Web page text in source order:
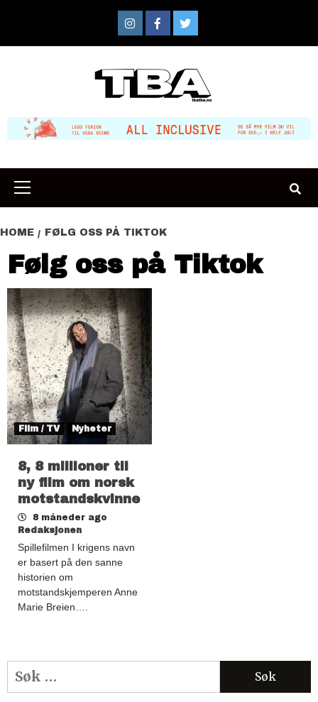
content
InstagramFacebook
Twitter
Primary
Menu
HOME FØLG OSS PÅ TIKTOK
Følg oss på Tiktok
Film / TV Nyheter
8, 8 millioner til
ny film om norsk
motstandskvinne
8 måneder ago
Redaksjonen
Spillefilmen I krigens navn
er basert på den sanne
historien om
motstandskjemperen Anne
Marie Breien….
Søk
etter: